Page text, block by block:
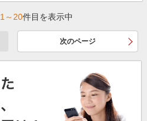
1～20件目を表示中
次のページ